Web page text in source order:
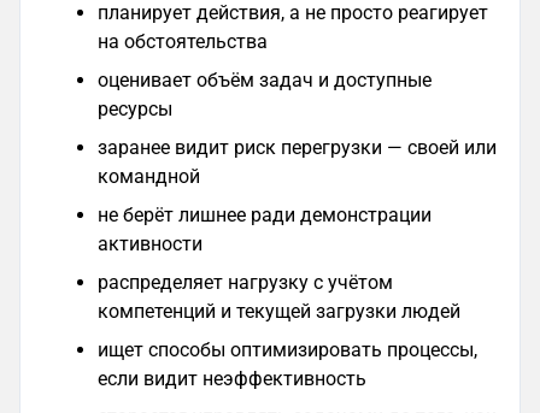
планирует действия, а не просто реагирует
на обстоятельства
оценивает объём задач и доступные
ресурсы
заранее видит риск перегрузки — своей или
командной
не берёт лишнее ради демонстрации
активности
распределяет нагрузку с учётом
компетенций и текущей загрузки людей
ищет способы оптимизировать процессы,
если видит неэффективность